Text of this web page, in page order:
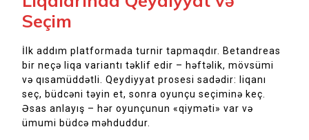
Seçim
İlk addım platformada turnir tapmaqdır. Betandreas
bir neçə liqa variantı təklif edir – həftəlik, mövsümi
və qısamüddətli. Qeydiyyat prosesi sadədir: liqanı
seç, büdcəni təyin et, sonra oyunçu seçiminə keç.
Əsas anlayış – hər oyunçunun «qiyməti» var və
ümumi büdcə məhduddur.